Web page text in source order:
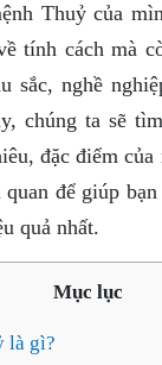
Thuỷ của
tính cách mà
sắc, nghề
chúng ta sẽ
đặc điểm
để giúp
quả nhất.
Mục lục
là gì?